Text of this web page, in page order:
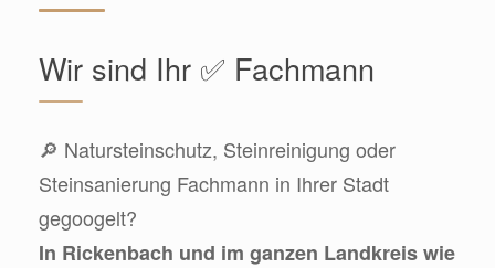
Wir sind Ihr ✅ Fachmann
🔎 Natursteinschutz, Steinreinigung oder
Steinsanierung Fachmann in Ihrer Stadt
gegoogelt?
In Rickenbach und im ganzen Landkreis wie